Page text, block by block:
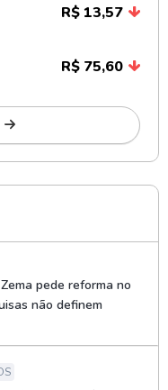
R$ 13,57
R$ 75,60
pede reforma no
não definem